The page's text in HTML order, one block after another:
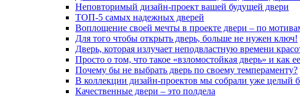
Неповторимый дизайн-проект вашей будущей двери
ТОП-5 самых надежных дверей
Воплощение своей мечты в проекте двери – по
Для того чтобы открыть дверь, больше не нужен ключ!
Дверь, которая излучает неподвластную времени
Просто о том, что такое «взломостойкая дверь» и как
Почему бы не выбрать дверь по своему темпераменту?
В коллекции дизайн-проектов мы собрали уже целый
Качественные двери – это полдела